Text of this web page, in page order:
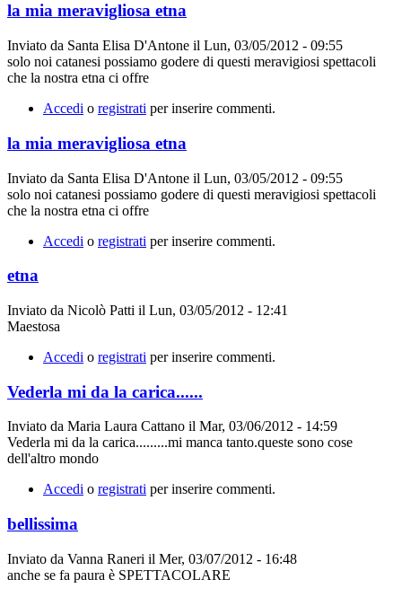
la mia meravigliosa etna
Inviato da Santa Elisa D'Antone il Lun, 03/05/2012 - 09:55
solo noi catanesi possiamo godere di questi meravigiosi spettacoli
che la nostra etna ci offre
Accedi o registrati per inserire commenti.
la mia meravigliosa etna
Inviato da Santa Elisa D'Antone il Lun, 03/05/2012 - 09:55
solo noi catanesi possiamo godere di questi meravigiosi spettacoli
che la nostra etna ci offre
Accedi o registrati per inserire commenti.
etna
Inviato da Nicolò Patti il Lun, 03/05/2012 - 12:41
Maestosa
Accedi o registrati per inserire commenti.
Vederla mi da la carica......
Inviato da Maria Laura Cattano il Mar, 03/06/2012 - 14:59
Vederla mi da la carica.........mi manca tanto.queste sono cose
dell'altro mondo
Accedi o registrati per inserire commenti.
bellissima
Inviato da Vanna Raneri il Mer, 03/07/2012 - 16:48
anche se fa paura è SPETTACOLARE